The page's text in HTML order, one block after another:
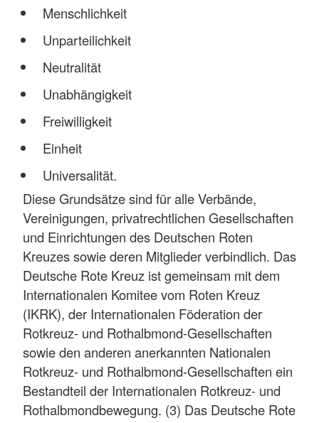
Menschlichkeit
Unparteilichkeit
Neutralität
Unabhängigkeit
Freiwilligkeit
Einheit
Universalität.
Diese Grundsätze sind für alle Verbände,
Vereinigungen, privatrechtlichen Gesellschaften
und Einrichtungen des Deutschen Roten
Kreuzes sowie deren Mitglieder verbindlich. Das
Deutsche Rote Kreuz ist gemeinsam mit dem
Internationalen Komitee vom Roten Kreuz
(IKRK), der Internationalen Föderation der
Rotkreuz- und Rothalbmond-Gesellschaften
sowie den anderen anerkannten Nationalen
Rotkreuz- und Rothalbmond-Gesellschaften ein
Bestandteil der Internationalen Rotkreuz- und
Rothalbmondbewegung. (3) Das Deutsche Rote